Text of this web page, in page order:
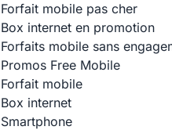
Forfait mobile pas cher
Box internet en promotion
Forfaits mobile sans
Promos Free Mobile
Forfait mobile
Box internet
Smartphone